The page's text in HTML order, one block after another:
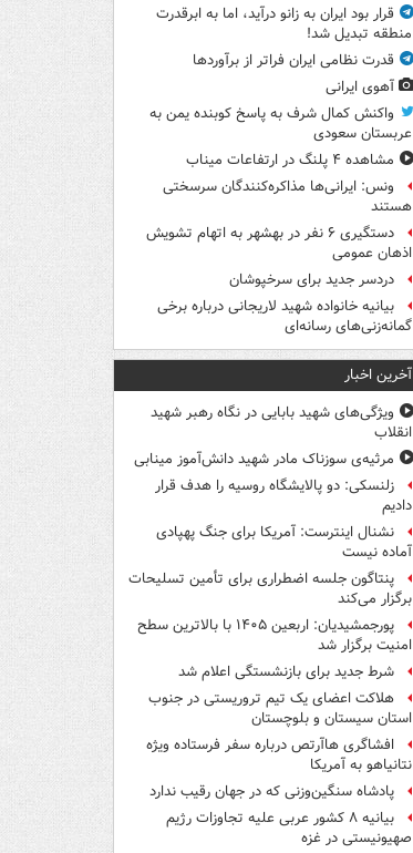
قرار بود ایران به زانو درآید، اما به ابرقدرت
منطقه تبدیل شد!
قدرت نظامی ایران فراتر از برآوردها
آهوی ایرانی
واکنش کمال شرف به پاسخ کوبنده یمن به
عربستان سعودی
مشاهده ۴ پلنگ در ارتفاعات میناب
ونس: ایرانی‌ها مذاکره‌کنندگان سرسختی
هستند
دستگیری ۶ نفر در بهشهر به اتهام تشویش
اذهان عمومی
دردسر جدید برای سرخپوشان
بیانیه خانواده شهید لاریجانی درباره برخی
گمانه‌زنی‌های رسانه‌ای
آخرین اخبار
ویژگی‌های شهید بابایی در نگاه رهبر شهید
انقلاب
مرثیه‌ی سوزناک مادر شهید دانش‌آموز مینابی
زلنسکی: دو پالایشگاه روسیه را هدف قرار
دادیم
نشنال اینترست: آمریکا برای جنگ پهپادی
آماده نیست
پنتاگون جلسه اضطراری برای تأمین تسلیحات
برگزار می‌کند
پورجمشیدیان: اربعین ۱۴۰۵ با بالاترین سطح
امنیت برگزار شد
شرط جدید برای بازنشستگی اعلام شد
هلاکت اعضای یک تیم تروریستی در جنوب
استان سیستان و بلوچستان
افشاگری هاآرتص درباره سفر فرستاده ویژه
نتانیاهو به آمریکا
پادشاه سنگین‌وزنی که در جهان رقیب ندارد
بیانیه ۸ کشور عربی علیه تجاوزات رژیم
صهیونیستی در غزه